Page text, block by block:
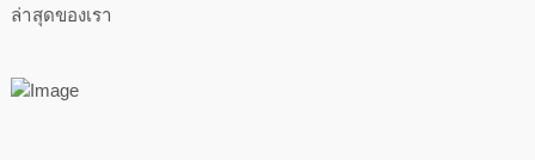
ล่าสุดของเรา